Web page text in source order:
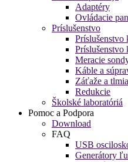
Adaptéry
Ovládacie
Príslušenstvo
Príslušenstvo
Príslušenstvo
Meracie
Káble a
Záťaže a
Redukcie
Školské laboratóriá
Pomoc a Podpora
Download
FAQ
USB
Generátory